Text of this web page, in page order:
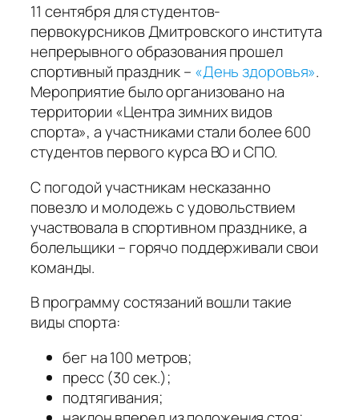
11 сентября для студентов-
первокурсников Дмитровского института
непрерывного образования прошел
спортивный праздник – «День здоровья».
Мероприятие было организовано на
территории «Центра зимних видов
спорта», а участниками стали более 600
студентов первого курса ВО и СПО.
С погодой участникам несказанно
повезло и молодежь с удовольствием
участвовала в спортивном празднике, а
болельщики – горячо поддерживали свои
команды.
В программу состязаний вошли такие
виды спорта:
бег на 100 метров;
пресс (30 сек.);
подтягивания;